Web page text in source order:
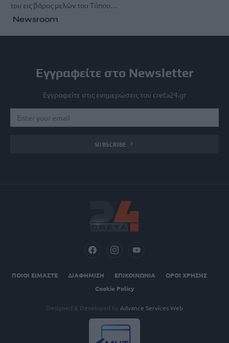
του εις βάρος μελών του Τύπου…
Newsroom
Εγγραφείτε στο Newsletter
Εγγραφείτε στις ενημερώσεις του creta24.gr
SUBSCRIBE
ΠΟΙΟΙ ΕΙΜΑΣΤΕ ΔΙΑΦΗΜΙΣΗ ΕΠΙΚΟΙΝΩΝΙΑ
ΟΡΟΙ ΧΡΗΣΗΣ
Cookie Policy
Designed & Developed by Advance Services Web